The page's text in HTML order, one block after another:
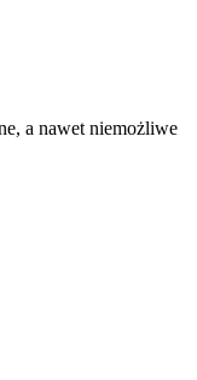
a nawet niemożliwe